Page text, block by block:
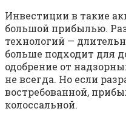
Инвестиции в такие
большой прибылью.
технологий —
больше подходит для
одобрение от
не всегда. Но если
востребованной,
колоссальной.